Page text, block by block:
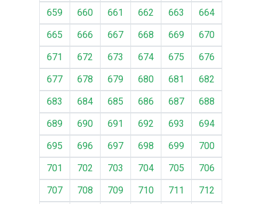
659
660 661 662 663
664
665
666 667 668 669
670
671
672 673 674 675
676
677
678 679 680 681
682
683
684 685 686 687
688
689
690 691 692 693
694
695
696 697 698 699
700
701
702 703 704 705
706
707
708 709 710 711
712